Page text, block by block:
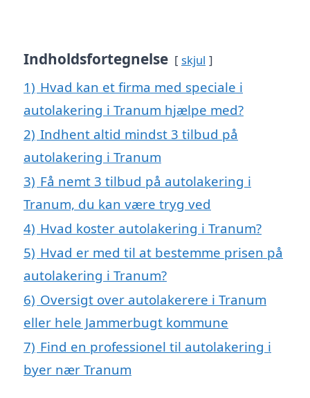
Indholdsfortegnelse skjul
1) Hvad kan et firma med speciale i
autolakering i Tranum hjælpe med?
2) Indhent altid mindst 3 tilbud på
autolakering i Tranum
3) Få nemt 3 tilbud på autolakering i
Tranum, du kan være tryg ved
4) Hvad koster autolakering i Tranum?
5) Hvad er med til at bestemme prisen på
autolakering i Tranum?
6) Oversigt over autolakerere i Tranum
eller hele Jammerbugt kommune
7) Find en professionel til autolakering i
byer nær Tranum